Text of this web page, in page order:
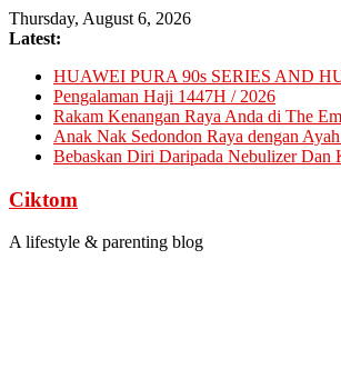
Skip
to
Thursday, August 6, 2026
Latest:
HUAWEI PURA 90s SERIES AND
Pengalaman Haji 1447H / 2026
Rakam Kenangan Raya Anda di The
Anak Nak Sedondon Raya dengan
Bebaskan Diri Daripada Nebulizer Dan
Ciktom
A lifestyle & parenting blog